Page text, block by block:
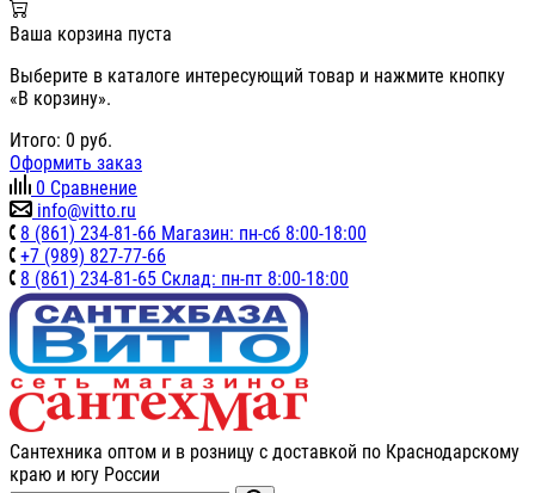
Ваша корзина пуста
Выберите в каталоге интересующий товар и нажмите кнопку
«В корзину».
Итого: 0 руб.
Оформить заказ
0 Сравнение
info@vitto.ru
8 (861) 234-81-66 Магазин: пн-сб 8:00-18:00
+7 (989) 827-77-66
8 (861) 234-81-65 Склад: пн-пт 8:00-18:00
Сантехника оптом и в розницу с доставкой по Краснодарскому
краю и югу России